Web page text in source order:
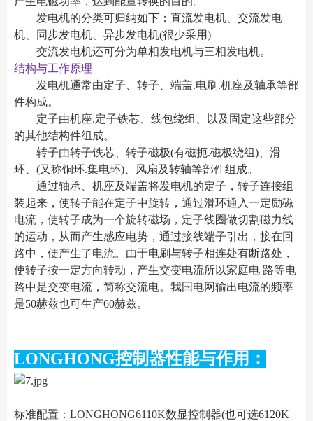
发电机的分类可归纳如下：直流发电机、交流发电
机、同步发电机、异步发电机(很少采用)
交流发电机还可分为单相发电机与三相发电机。
结构与工作原理
发电机通常由定子、转子、端盖.电刷.机座及轴承等部
件构成。
定子由机座.定子铁芯、线包绕组、以及固定这些部分
的其他结构件组成。
转子由转子铁芯、转子磁极(有磁扼.磁极绕组)、滑
环、(又称铜环.集电环)、风扇及转轴等部件组成。
通过轴承、机座及端盖将发电机的定子，转子连接组
装起来，使转子能在定子中旋转，通过滑环通入一定励磁
电流，使转子成为一个旋转磁场，定子线圈做切割磁力线
的运动，从而产生感应电势，通过接线端子引出，接在回
路中，便产生了电流。由于电刷与转子相连处有断路处，
使转子按一定方向转动，产生交变电流所以家庭电 路等电
路中是交变电流，简称交流电。我国电网输出电流的频率
是50赫兹也可生产60赫兹。
LONGHONG控制器性能与作用：
标准配置：LONGHONG6110K数显控制器(也可选6120K